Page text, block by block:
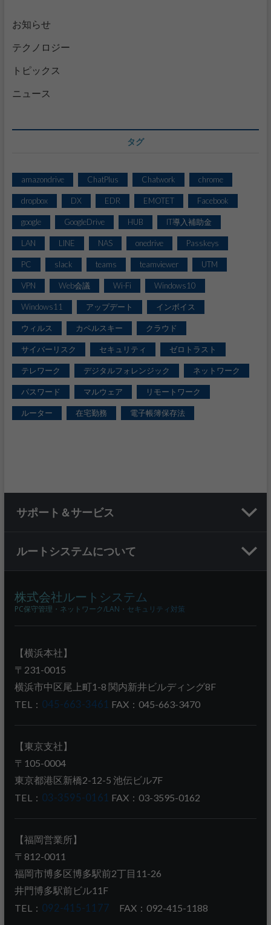
お知らせ
テクノロジー
トピックス
ニュース
タグ
amazondrive ChatPlus Chatwork chrome
dropbox DX EDR EMOTET Facebook
google GoogleDrive HUB IT導入補助金
LAN LINE NAS onedrive Passkeys
PC slack teams teamviewer UTM
VPN Web会議 Wi-Fi Windows10
Windows11 アップデート インボイス
ウィルス カペルスキー クラウド
サイバーリスク セキュリティ ゼロトラスト
テレワーク デジタルフォレンジック ネットワーク
パスワード マルウェア リモートワーク
ルーター 在宅勤務 電子帳簿保存法
サポート＆サービス
ルートシステムについて
株式会社ルートシステム
PC保守管理・ネットワーク/LAN・セキュリティ対策
【横浜本社】
〒231-0015
横浜市中区尾上町1-8 関内新井ビルディング8F
TEL： 045-663-3461 FAX：045-663-3470
【東京支社】
〒105-0004
東京都港区新橋2-12-5 池伝ビル7F
TEL： 03-3595-0161 FAX：03-3595-0162
【福岡営業所】
〒812-0011
福岡市博多区博多駅前2丁目11-26
井門博多駅前ビル11F
TEL： 092-415-1177 FAX：092-415-1188